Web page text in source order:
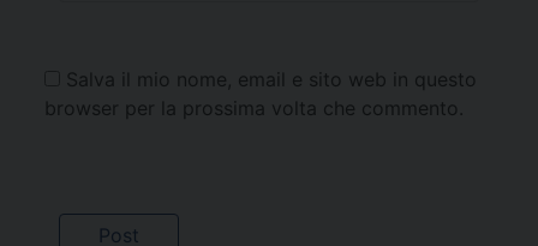
Salva il mio nome, email e sito web in questo
browser per la prossima volta che commento.